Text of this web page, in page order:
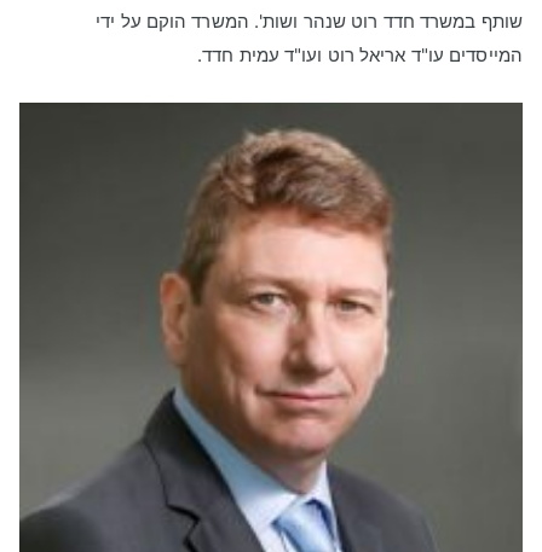
שותף במשרד חדד רוט שנהר ושות'. המשרד הוקם על ידי
המייסדים עו"ד אריאל רוט ועו"ד עמית חדד.